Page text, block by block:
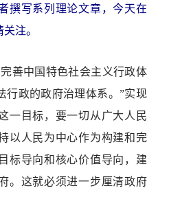
撰写系列理论文章，今天在
注。
善中国特色社会主义行政体
行政的政府治理体系。”实现
一目标，要一切从广大人民
以人民为中心作为构建和完
标导向和核心价值导向，建
。这就必须进一步厘清政府